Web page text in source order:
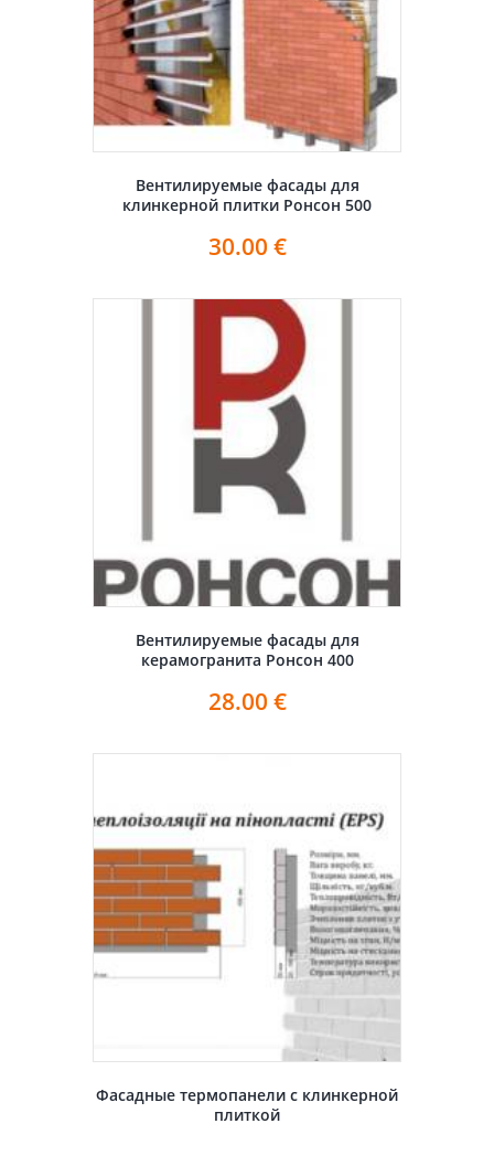
Вентилируемые фасады для
клинкерной плитки Ронсон 500
30.00 €
Вентилируемые фасады для
керамогранита Ронсон 400
28.00 €
Фасадные термопанели с клинкерной
плиткой